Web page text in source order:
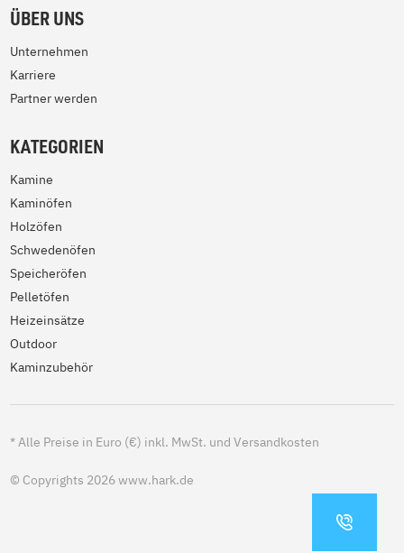
ÜBER UNS
Unternehmen
Karriere
Partner werden
KATEGORIEN
Kamine
Kaminöfen
Holzöfen
Schwedenöfen
Speicheröfen
Pelletöfen
Heizeinsätze
Outdoor
Kaminzubehör
*Alle Preise in Euro (€) inkl. MwSt. und Versandkosten
© Copyrights 2026 www.hark.de